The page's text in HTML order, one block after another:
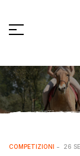
COMPETIZIONI 26